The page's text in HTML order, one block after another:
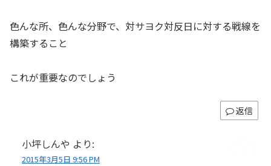
色んな所、色んな分野で、対サヨク対反日に対する戦線を
構築すること
これが重要なのでしょう
返信
小坪しんや より:
2015年3月5日 9:56 PM